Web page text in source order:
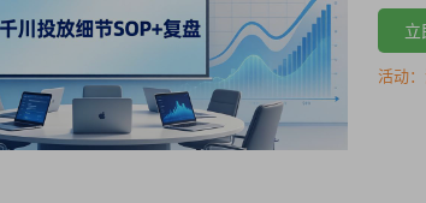
立
活动